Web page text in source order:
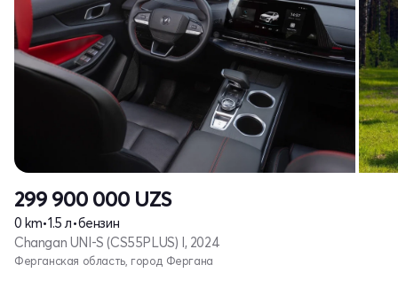
299 900 000 UZS
0 km•1.5 л•бензин
Changan UNI-S (CS55PLUS) I, 2024
Ферганская область, город Фергана